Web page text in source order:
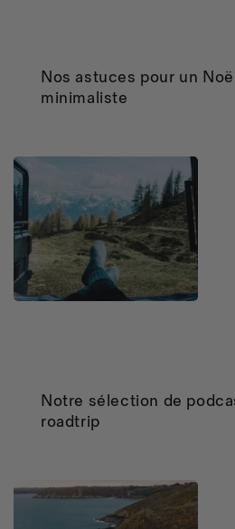
Nos astuces pour un
minimaliste
Notre sélection de
roadtrip